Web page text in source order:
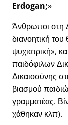
Erdogan;
Άνθρωποι στη
διανοητική του
ψυχιατρική ,
παιδόφιλων
Δικαιοσύνης
βιασμού
γραμματέας.
χάθηκαν κλπ).